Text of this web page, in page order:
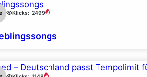
Klicks: 2499